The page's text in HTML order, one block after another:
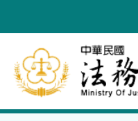
到
要
內
容